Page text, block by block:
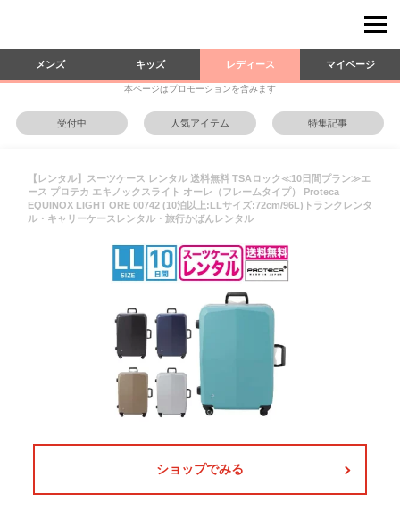
メンズ キッズ レディース マイページ
本ページはプロモーションを含みます
受付中 人気アイテム 特集記事
【レンタル】スーツケース レンタル 送料無料 TSAロック≪10日間プラン≫エ
ース プロテカ エキノックスライト オーレ（フレームタイプ） Proteca
EQUINOX LIGHT ORE 00742 (10泊以上:LLサイズ:72cm/96L)トランクレンタ
ル・キャリーケースレンタル・旅行かばんレンタル
ショップでみる